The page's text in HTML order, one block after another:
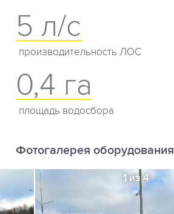
5 л/с
производительность ЛОС
0,4 га
площадь водосбора
Фотогалерея оборудования
1 из 4